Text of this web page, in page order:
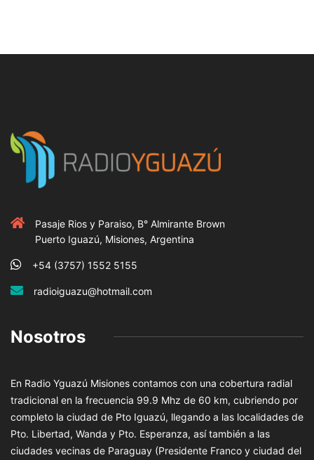
Pasaje Rios y Paraiso, B° Almirante Brown
Puerto Iguazú, Misiones, Argentina
+54 (3757) 1552 5155
radioiguazu@hotmail.com
Nosotros
En Radio Yguazú Misiones contamos con una cobertura radial
tradicional en la frecuencia 99.9 Mhz de 60 km, cubriendo por
completo la ciudad de Pto Iguazú, llegando a las localidades de
Pto. Libertad, Wanda y Pto. Esperanza, así también a las
ciudades vecinas de Paraguay (Presidente Franco y ciudad del